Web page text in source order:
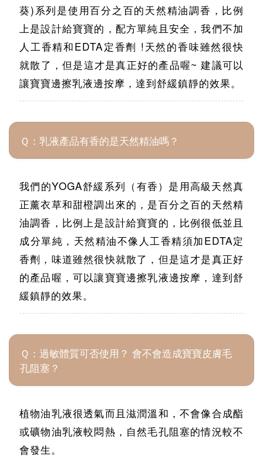
葵)系列是使用百分之百的天然精油調香，比例
上是設計給寶寶的，配方單純且安全，我們不加
人工香精和EDTA定香劑 !天然的香味雖然很快
就散了，但是這才是真正好的產品喔~ 建議可以
讓寶寶邊擦乳液邊按摩，達到舒緩鎮靜的效果。
Ｑ：乳液產品有香的是天然精油嗎？
我們的YOGA舒緩系列（有香）是用高級天然真
正薰衣草和甜橙調出來的，是百分之百的天然精
油調香，比例上是設計給寶寶的，比例很低並且
成分單純，天然精油不像人工香精須加EDTA定
香劑，味道雖然很快就散了，但是這才是真正好
的產品喔，可以讓寶寶邊擦乳液邊按摩，達到舒
緩鎮靜的效果。
Ｑ：過敏體質可否使用？ 會不會造成寶寶皮膚毛
孔阻塞？
植物油乳液很透氣而且滋潤溫和，不會像合成酯
或礦物油乳液較悶熱，自然毛孔阻塞的情況較不
會發生。